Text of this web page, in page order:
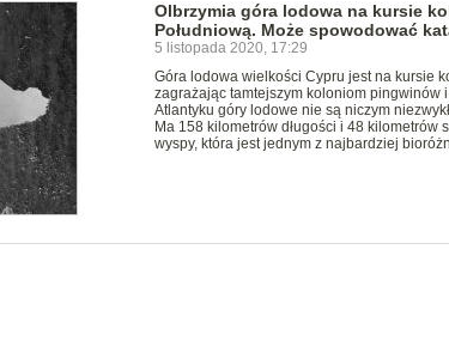
Olbrzymia góra lodowa na kursie
Południową. Może spowodować
5 listopada 2020, 17:29
Góra lodowa wielkości Cypru jest na kursie
zagrażając tamtejszym koloniom pingwinów i
Atlantyku góry lodowe nie są niczym
Ma 158 kilometrów długości i 48 kilometrów
wyspy, która jest jednym z najbardziej